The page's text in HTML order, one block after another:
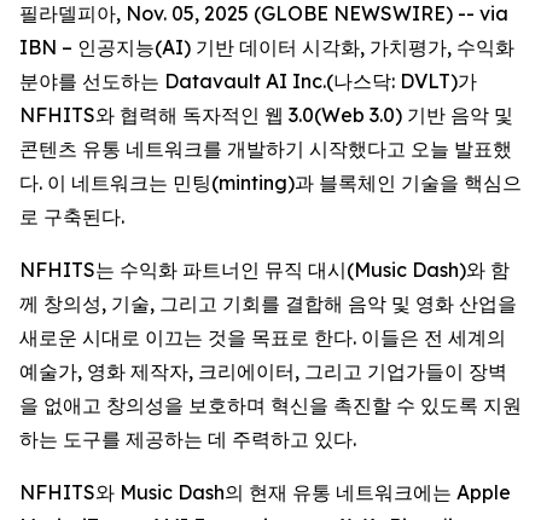
필라델피아, Nov. 05, 2025 (GLOBE NEWSWIRE) -- via
IBN – 인공지능(AI) 기반 데이터 시각화, 가치평가, 수익화
분야를 선도하는 Datavault AI Inc.(나스닥: DVLT)가
NFHITS와 협력해 독자적인 웹 3.0(Web 3.0) 기반 음악 및
콘텐츠 유통 네트워크를 개발하기 시작했다고 오늘 발표했
다. 이 네트워크는 민팅(minting)과 블록체인 기술을 핵심으
로 구축된다.
NFHITS는 수익화 파트너인 뮤직 대시(Music Dash)와 함
께 창의성, 기술, 그리고 기회를 결합해 음악 및 영화 산업을
새로운 시대로 이끄는 것을 목표로 한다. 이들은 전 세계의
예술가, 영화 제작자, 크리에이터, 그리고 기업가들이 장벽
을 없애고 창의성을 보호하며 혁신을 촉진할 수 있도록 지원
하는 도구를 제공하는 데 주력하고 있다.
NFHITS와 Music Dash의 현재 유통 네트워크에는 Apple